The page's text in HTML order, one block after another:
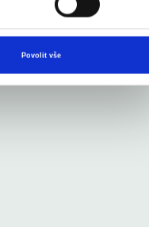
Povolit vše